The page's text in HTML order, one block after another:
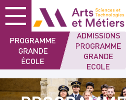
Skip
to
content
Skip
to
main
menu
Skip
to
search
Arts et métiers
PROGRAMME
GRANDE
ÉCOLE
ADMISSIONS
PROGRAMME
GRANDE
ECOLE